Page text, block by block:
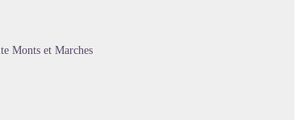
Monts et Marches